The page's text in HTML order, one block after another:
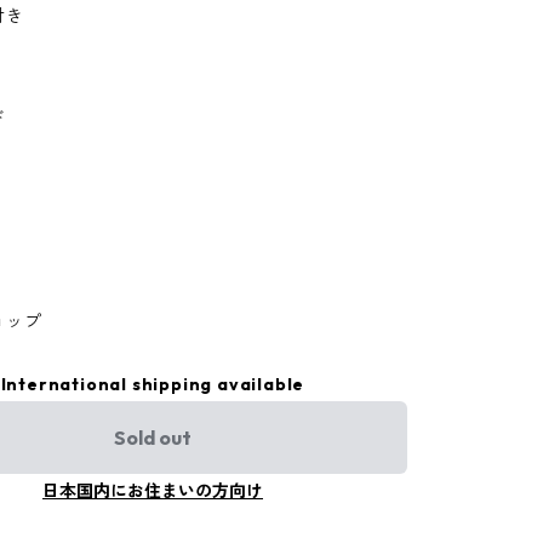
ップ
International shipping available
Sold out
日本国内にお住まいの方向け